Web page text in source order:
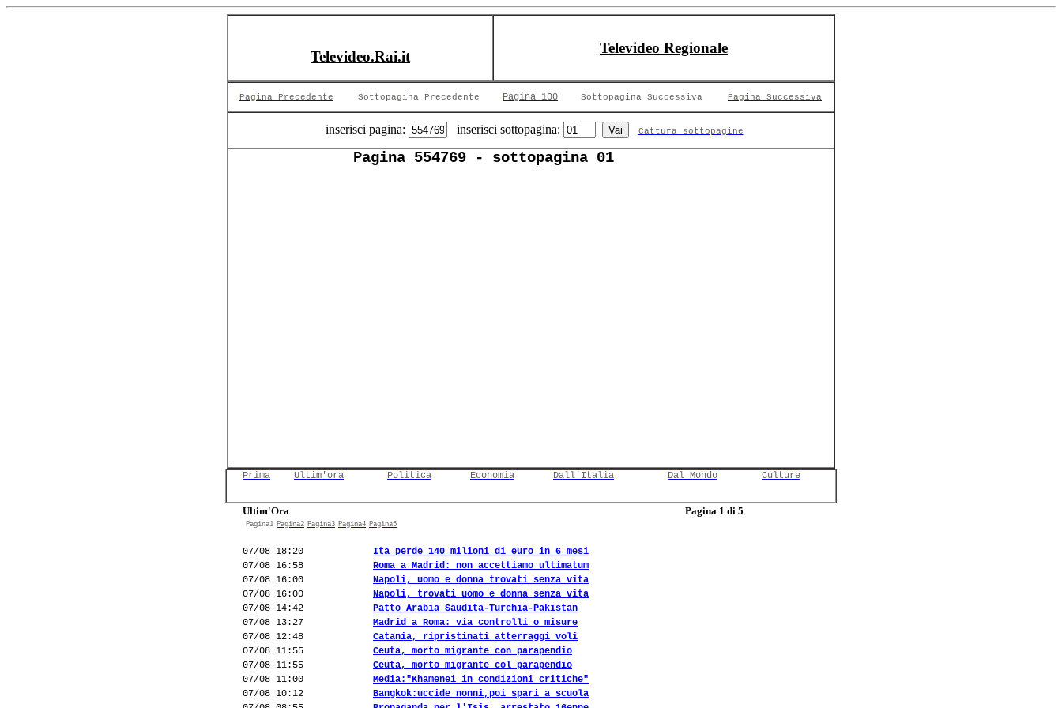
Televideo.Rai.it
Televideo Regionale
Pagina Precedente Sottopagina Precedente Pagina 100 Sottopagina Successiva Pagina Successiva
inserisci pagina: inserisci sottopagina: Cattura sottopagine
Pagina 554769 - sottopagina 01
Prima Ultim'ora Politica Economia Dall'Italia Dal Mondo Culture
Ultim'Ora Pagina 1 di 5
Pagina1 Pagina2 Pagina3 Pagina4 Pagina5
07/08 18:20
Ita perde 140 milioni di euro in 6 mesi
07/08 16:58
Roma a Madrid: non accettiamo ultimatum
07/08 16:00
Napoli, uomo e donna trovati senza vita
07/08 16:00
Napoli, trovati uomo e donna senza vita
07/08 14:42
Patto Arabia Saudita-Turchia-Pakistan
07/08 13:27
Madrid a Roma: via controlli o misure
07/08 12:48
Catania, ripristinati atterraggi voli
07/08 11:55
Ceuta, morto migrante con parapendio
07/08 11:55
Ceuta, morto migrante col parapendio
07/08 11:00
Media:"Khamenei in condizioni critiche"
07/08 10:12
Bangkok:uccide nonni,poi spari a scuola